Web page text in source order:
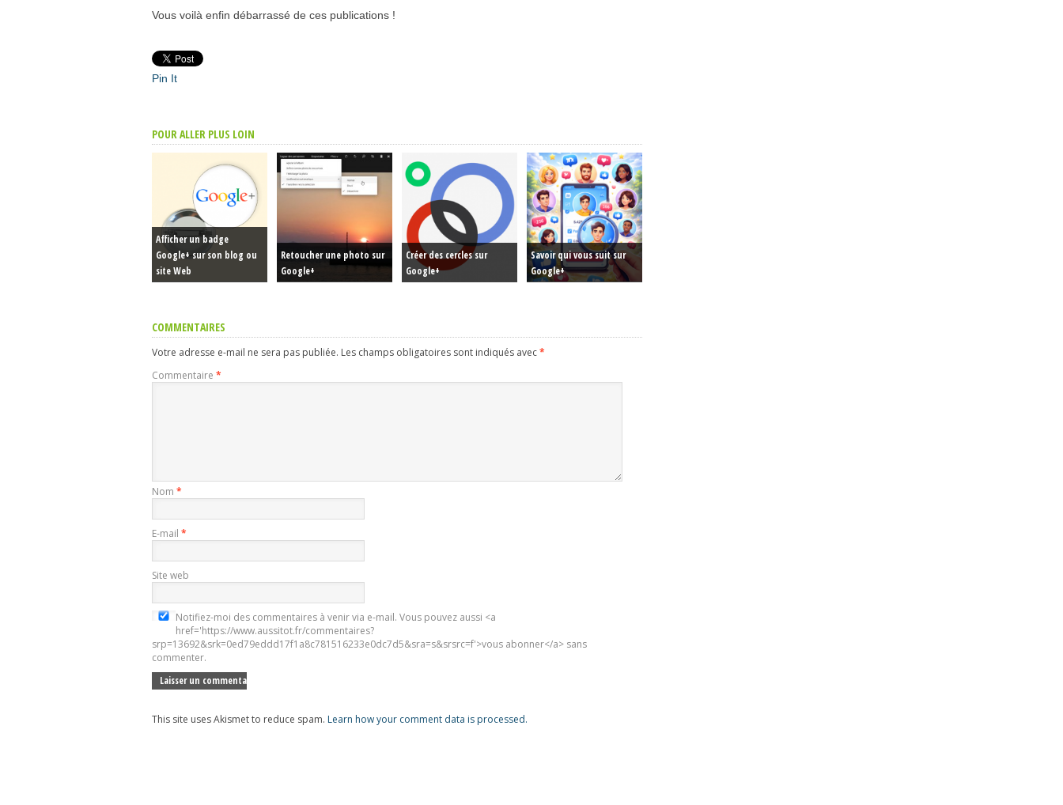
Vous voilà enfin débarrassé de ces publications !
Pin It
POUR ALLER PLUS LOIN
Afficher un badge
Google+ sur son blog ou
site Web
Retoucher une photo sur
Google+
Créer des cercles sur
Google+
Savoir qui vous suit sur
Google+
COMMENTAIRES
Votre adresse e-mail ne sera pas publiée. Les champs obligatoires sont indiqués avec*
Commentaire *
Nom *
E-mail *
Site web
Notifiez-moi des commentaires à venir via e-mail. Vous pouvez aussi <a
href='https://www.aussitot.fr/commentaires?
srp=13692&srk=0ed79eddd17f1a8c781516233e0dc7d5&sra=s&srsrc=f'>vous abonner</a> sans
commenter.
This site uses Akismet to reduce spam. Learn how your comment data is processed.